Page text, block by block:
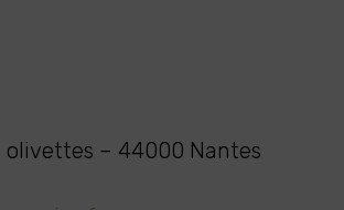
olivettes – 44000 Nantes